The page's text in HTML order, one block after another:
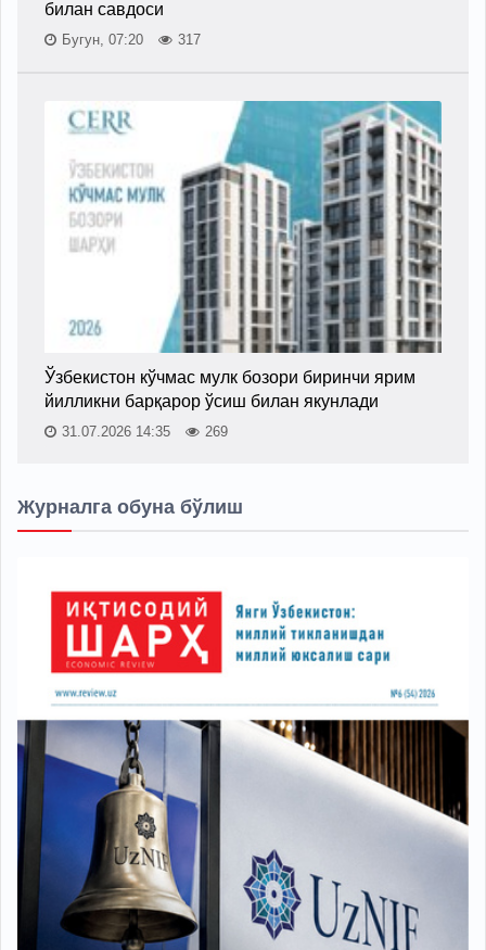
билан савдоси
Бугун, 07:20 317
Ўзбекистон кўчмас мулк бозори биринчи ярим
йилликни барқарор ўсиш билан якунлади
31.07.2026 14:35 269
Журналга обуна бўлиш